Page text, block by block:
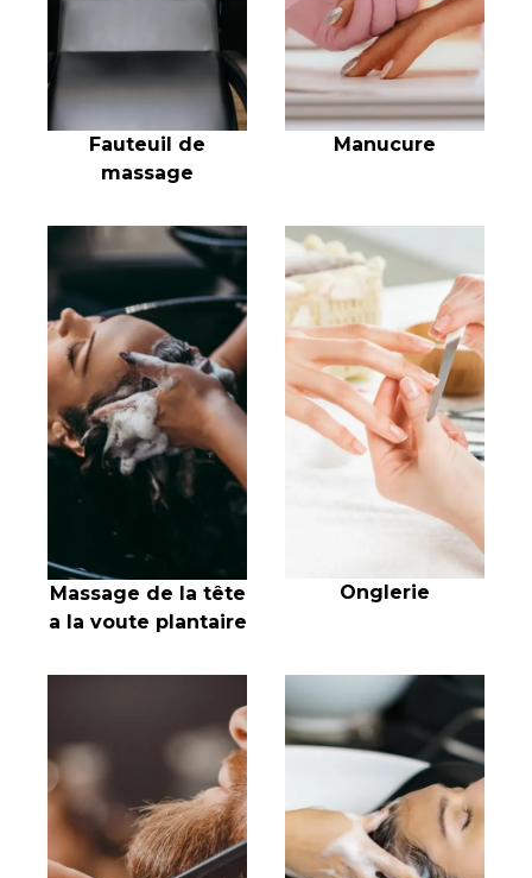
Fauteuil de
massage
Manucure
Massage de la tête
a la voute plantaire
Onglerie